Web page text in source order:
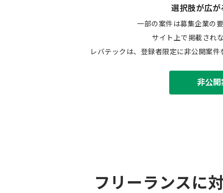
選択肢が広が
一部の案件は募集企業の
サイト上で掲載され
レバテックは、登録者限定に非公開案
非公
フリーランスに